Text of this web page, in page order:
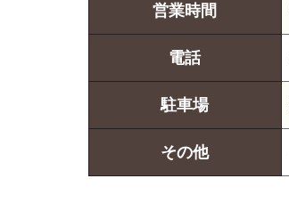
営業時間
電話
駐車場
その他